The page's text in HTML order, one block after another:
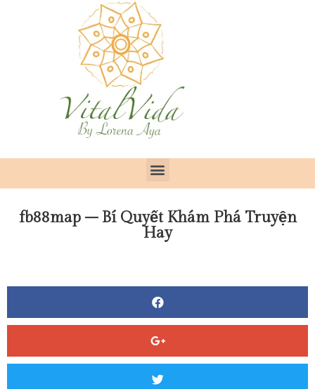
fb88map – Bí Quyết Khám Phá Truyện
Hay